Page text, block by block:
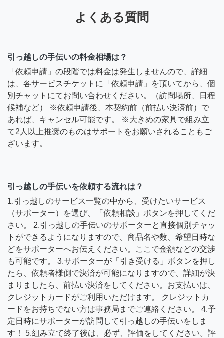
よくある質問
引っ越しの手伝いの料金相場は？
「依頼申請」の段階では料金は発生しませんので、詳細
は、各サービスチケットに「依頼申請」を頂いてから、個
別チャットにてお問い合わせください。（訪問場所、日程
候補など） ※依頼申請後、本契約前（前払い決済前）で
あれば、キャンセル可能です。 ※大きめの家具で組み立
て2人以上推奨のものはサポートをお願いされることもご
ざいます。
引っ越しの手伝いを依頼する流れは？
1.引っ越しのサービス一覧の中から、受けたいサービス
（サポーター）を選び、「依頼相談」ボタンを押してくだ
さい。 2.引っ越しの手伝いのサポーターと直接個別チャッ
トができるようになりますので、商品名や数、希望日時な
どをサポーターへお伝えください。ここで金額などの交渉
も可能です。 3.サポーターが「引き受ける」ボタンを押し
たら、依頼者様側で決済が可能になりますので、詳細が決
まりましたら、前払い決済をしてください。お支払いは、
クレジットカードがご利用いただけます。 クレジットカ
ードをお持ちでない方は事務局までご連絡ください。 4.予
定日時にサポーターが訪問して引っ越しの手伝いをしま
す！ 5.組み立て終了後は、必ず、評価をしてください。評